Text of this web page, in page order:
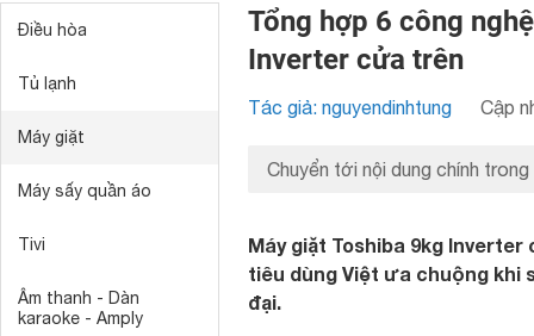
Điều hòa
Tủ lạnh
Máy giặt
Máy sấy quần áo
Tivi
Âm thanh - Dàn
karaoke - Amply
Tổng hợp 6 công
Inverter cửa trên
Tác giả: nguyendinhtung Cập
Chuyển tới nội dung chính trong
Máy giặt Toshiba 9kg
tiêu dùng Việt ưa chuộng khi
đại.